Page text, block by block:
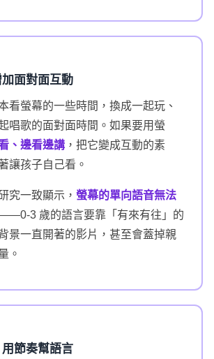
面對面互動
看螢幕的一些時間，換成一起玩、
唱歌的面對面時間。如果要用螢
、邊看邊講 ，把它變成互動的素
讓孩子自己看。
究一致顯示， 螢幕的單向語音無法
3 歲的語言要靠「有來有往」的
景一直開著的影片，甚至會蓋掉親
。
節奏幫語言